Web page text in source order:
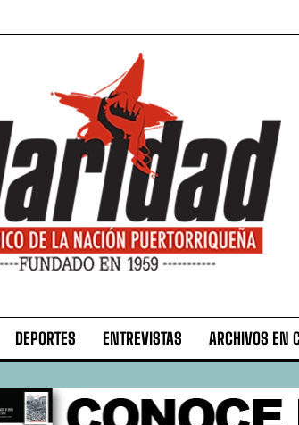
DEPORTES ENTREVISTAS ARCHIVOS EN